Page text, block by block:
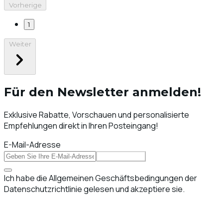
Vorherige
1
Weiter
Für den Newsletter anmelden!
Exklusive Rabatte, Vorschauen und personalisierte
Empfehlungen direkt in Ihren Posteingang!
E-Mail-Adresse
Ich habe die Allgemeinen Geschäftsbedingungen der
Datenschutzrichtlinie gelesen und akzeptiere sie.